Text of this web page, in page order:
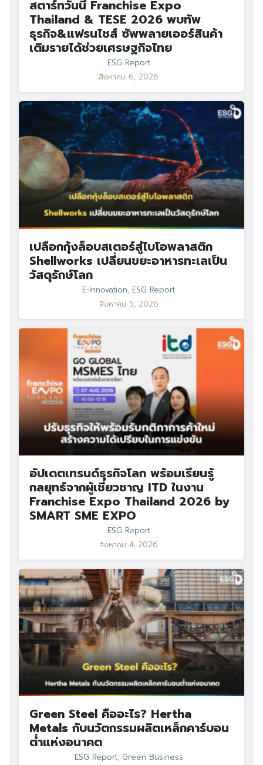
Search
Search
สตาร์ทวันนี้ Franchise Expo
Thailand & TESE 2026 พบทัพ
ธุรกิจ&แฟรนไชส์ ซัพพลายเออร์สินค้า
เติมรายได้ช่วยเศรษฐกิจไทย
ESG Report
สิงหาคม 6, 2026
เปลือกกุ้งล็อบสเตอร์สู่ไบโอพลาสติก
Shellworks เปลี่ยนขยะอาหารทะเลเป็น
วัสดุรักษ์โลก
E-Innovation, ESG Report
สิงหาคม 5, 2026
อัปเดตเทรนด์ธุรกิจโลก พร้อมเรียนรู้
กลยุทธ์จากผู้เชี่ยวชาญ ITD ในงาน
Franchise Expo Thailand 2026 by
SMART SME EXPO
ESG Report
สิงหาคม 4, 2026
Green Steel คืออะไร? Hertha
Metals กับนวัตกรรมผลิตเหล็กคาร์บอน
ต่ำแห่งอนาคต
ESG Report, Green Business